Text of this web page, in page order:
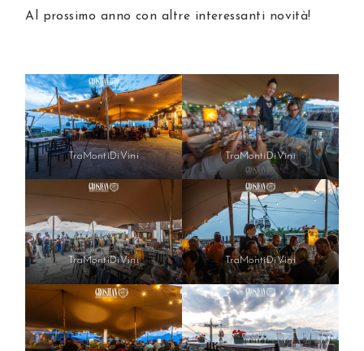
Al prossimo anno con altre interessanti novità!
TraMontiDiVini TraMontiDiVini
TraMontiDiVini TraMontiDiVini